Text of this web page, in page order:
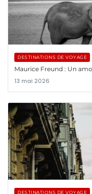
DESTINATIONS DE VOYAGE
Maurice Freund : Un
13 mai 2026
DESTINATIONS DE VOYAGE